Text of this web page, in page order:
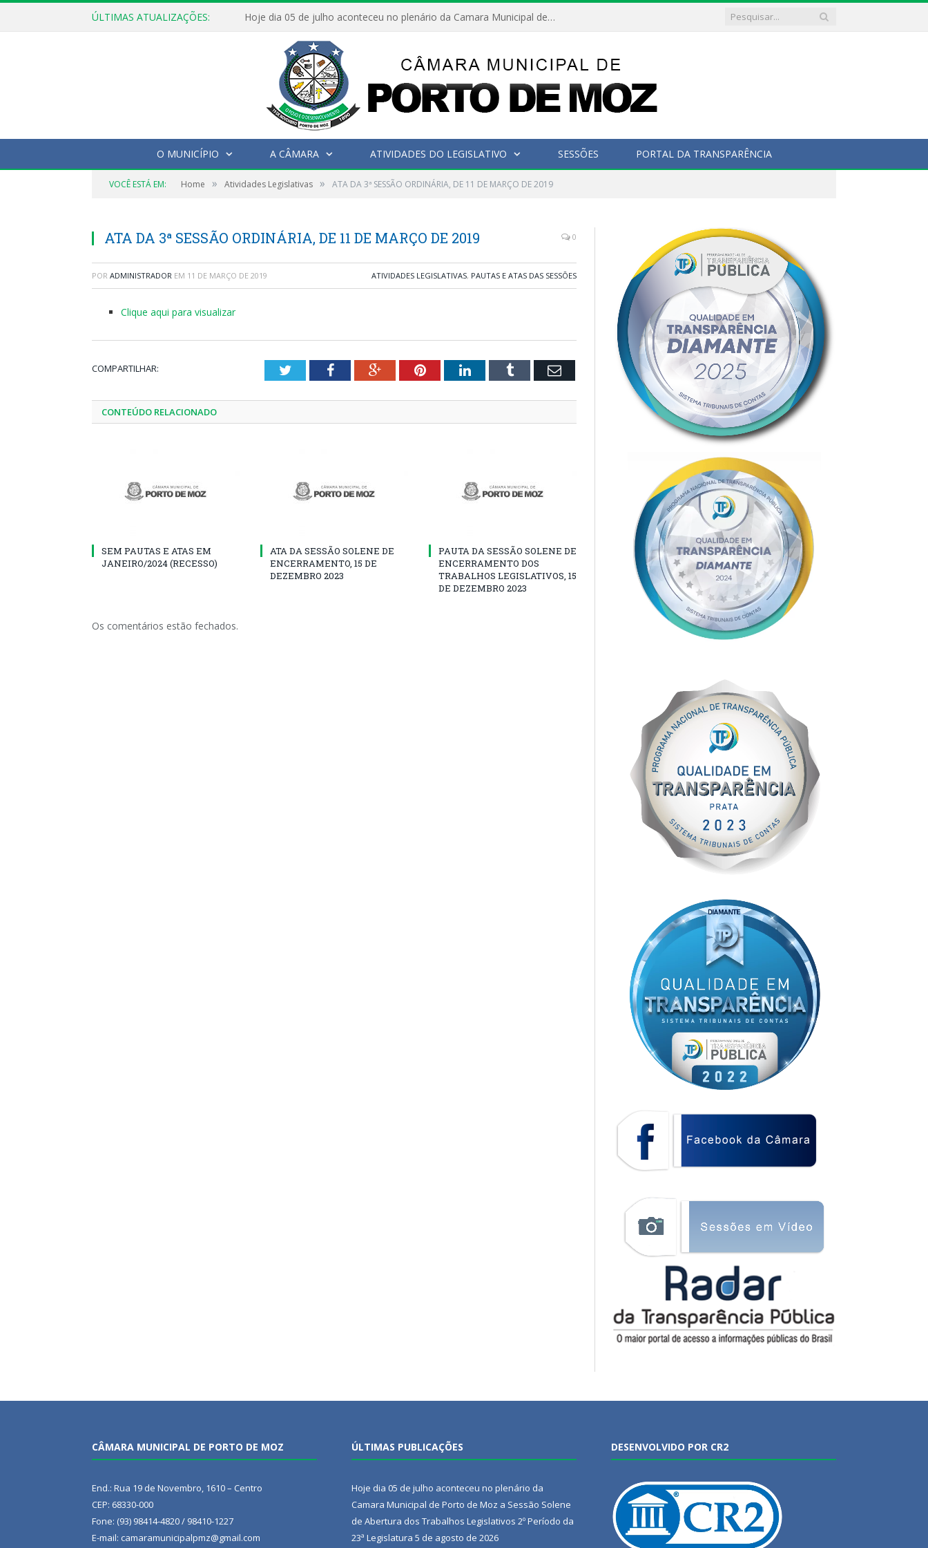
ÚLTIMAS ATUALIZAÇÕES: Hoje dia 05 de julho aconteceu no plenário da Camara Municipal de Porto de Moz a Sessão Solene de Abertura dos Trabalhos Legislativos 2º Período da 23ª Legislatura
O MUNICÍPIO A CÂMARA ATIVIDADES DO LEGISLATIVO SESSÕES PORTAL DA TRANSPARÊNCIA
VOCÊ ESTÁ EM: Home » Atividades Legislativas » ATA DA 3ª SESSÃO ORDINÁRIA, DE 11 DE MARÇO DE 2019
ATA DA 3ª SESSÃO ORDINÁRIA, DE 11 DE MARÇO DE 2019 0
POR ADMINISTRADOR EM 11 DE MARÇO DE 2019 ATIVIDADES LEGISLATIVAS, PAUTAS E ATAS DAS SESSÕES
Clique aqui para visualizar
COMPARTILHAR: TwitterFacebookGoogle+PinterestLinkedInTumblr Email
CONTEÚDO RELACIONADO
SEM PAUTAS E ATAS EM
JANEIRO/2024 (RECESSO)
ATA DA SESSÃO SOLENE DE
ENCERRAMENTO, 15 DE
DEZEMBRO 2023
PAUTA DA SESSÃO SOLENE DE
ENCERRAMENTO DOS
TRABALHOS LEGISLATIVOS, 15
DE DEZEMBRO 2023
Os comentários estão fechados.
CÂMARA MUNICIPAL DE PORTO DE MOZ
End.: Rua 19 de Novembro, 1610 – Centro
CEP: 68330-000
Fone: (93) 98414-4820 / 98410-1227
E-mail: camaramunicipalpmz@gmail.com
ÚLTIMAS PUBLICAÇÕES
Hoje dia 05 de julho aconteceu no plenário da
Camara Municipal de Porto de Moz a Sessão Solene
de Abertura dos Trabalhos Legislativos 2º Período da
23ª Legislatura 5 de agosto de 2026
DESENVOLVIDO POR CR2